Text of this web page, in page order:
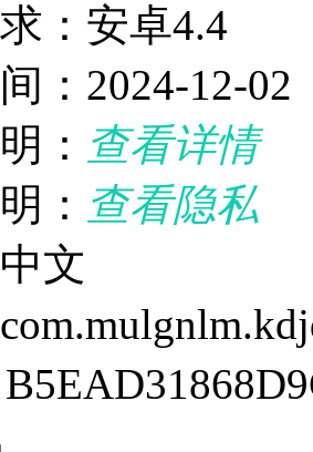
：安卓4.4
：2024-12-02
： 查看详情
： 查看隐私
文